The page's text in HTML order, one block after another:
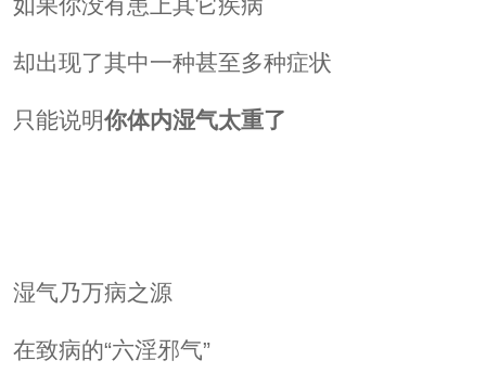
如果你没有患上其它疾病
却出现了其中一种甚至多种症状
只能说明你体内湿气太重了
湿气乃万病之源
在致病的“六淫邪气”